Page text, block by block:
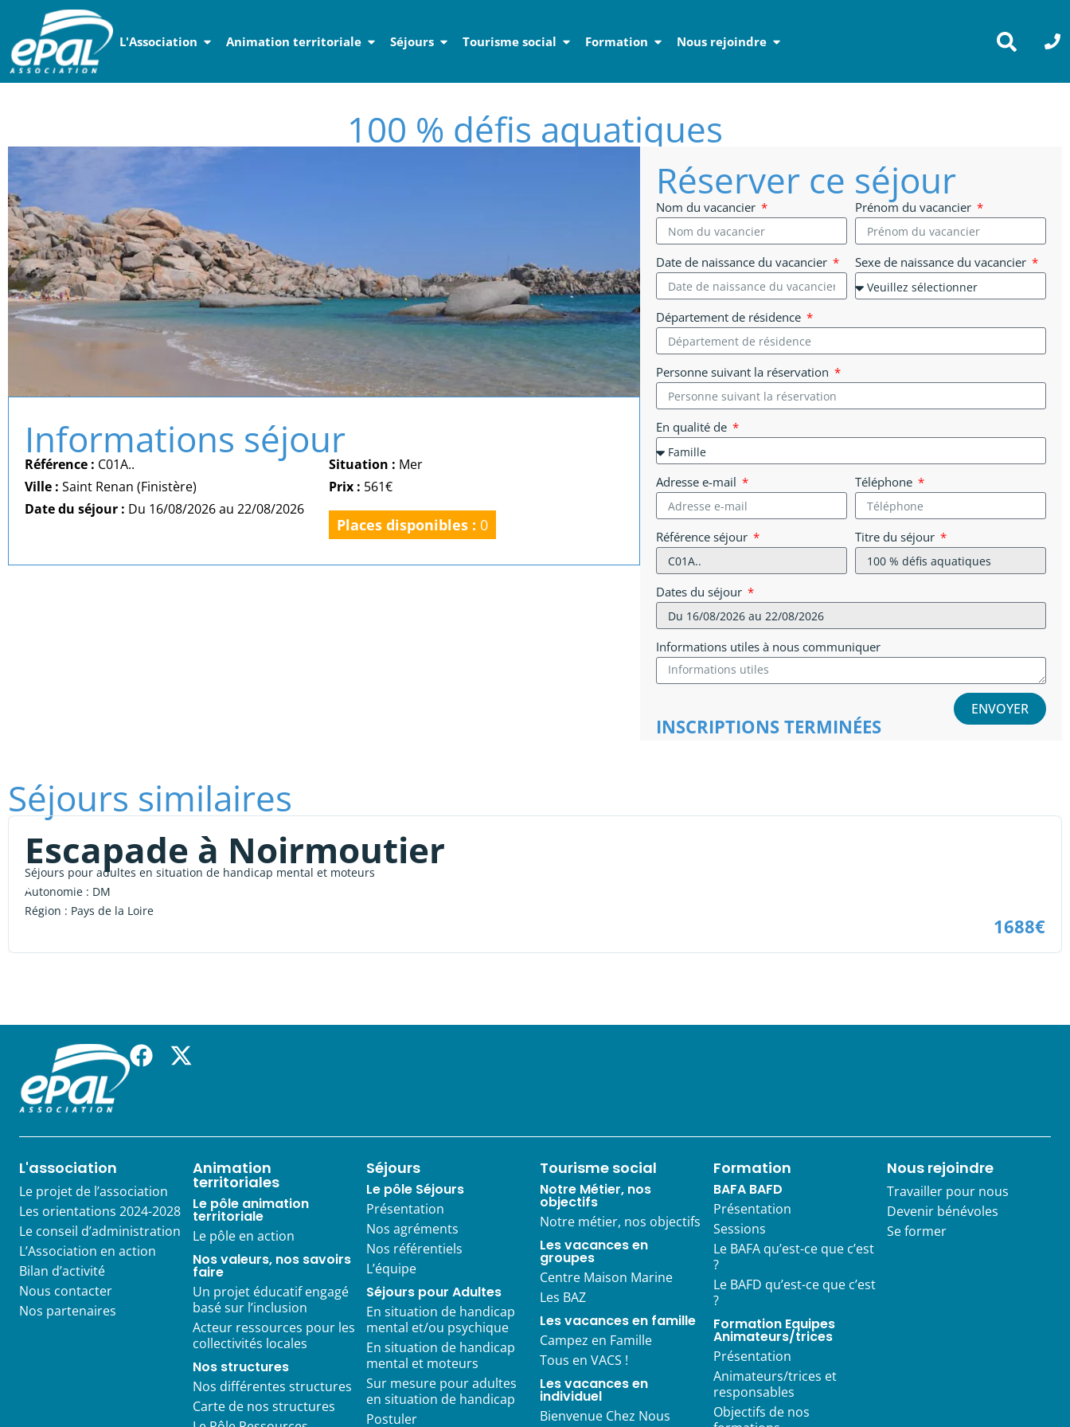
L'Association Animation territoriale Séjours Tourisme social Formation Nous rejoindre
100 % défis aquatiques
Informations séjour
Référence : C01A.. Situation : Mer
Ville : Saint Renan (Finistère) Prix : 561€
Date du séjour : Du 16/08/2026 au 22/08/2026
Places disponibles : 0
Réserver ce séjour
Nom du vacancier Prénom du vacancier
Date de naissance du vacancier Sexe de naissance du vacancier
Département de résidence
Personne suivant la réservation
En qualité de
Adresse e-mail Téléphone
Référence séjour Titre du séjour
Dates du séjour
Informations utiles à nous communiquer
ENVOYER
INSCRIPTIONS TERMINÉES
Séjours similaires
Escapade à Noirmoutier
Séjours pour adultes en situation de handicap mental et moteurs
Autonomie : DM
Région : Pays de la Loire
1688€
L'association
Le projet de l’association
Les orientations 2024-2028
Le conseil d’administration
L’Association en action
Bilan d’activité
Nous contacter
Nos partenaires
Animation
territoriales
Le pôle animation
territoriale
Le pôle en action
Nos valeurs, nos savoirs
faire
Un projet éducatif engagé
basé sur l’inclusion
Acteur ressources pour les
collectivités locales
Nos structures
Nos différentes structures
Carte de nos structures
Séjours
Le pôle Séjours
Présentation
Nos agréments
Nos référentiels
L’équipe
Séjours pour Adultes
En situation de handicap
mental et/ou psychique
En situation de handicap
mental et moteurs
Sur mesure pour adultes
en situation de handicap
Postuler
Tourisme social
Notre Métier, nos
objectifs
Notre métier, nos objectifs
Les vacances en
groupes
Centre Maison Marine
Les BAZ
Les vacances en famille
Campez en Famille
Tous en VACS !
Les vacances en
individuel
Bienvenue Chez Nous
Formation
BAFA BAFD
Présentation
Sessions
Le BAFA qu’est-ce que c’est
?
Le BAFD qu’est-ce que c’est
?
Formation Equipes
Animateurs/trices
Présentation
Animateurs/trices et
responsables
Objectifs de nos
Nous rejoindre
Travailler pour nous
Devenir bénévoles
Se former
Panneau de gestion des cookies